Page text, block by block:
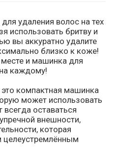
удаления волос на тех
использовать бритву и
вы аккуратно удалите
близко к коже!
месте и машинка для
каждому!
компактная машинка
может использовать
оставаться
внешности,
которая
целеустремлённым